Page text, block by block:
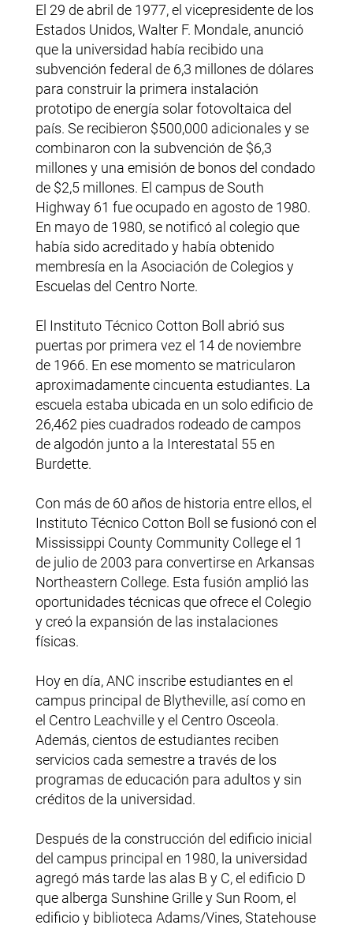
El 29 de abril de 1977, el vicepresidente de los
Estados Unidos, Walter F. Mondale, anunció
que la universidad había recibido una
subvención federal de 6,3 millones de dólares
para construir la primera instalación
prototipo de energía solar fotovoltaica del
país. Se recibieron $500,000 adicionales y se
combinaron con la subvención de $6,3
millones y una emisión de bonos del condado
de $2,5 millones. El campus de South
Highway 61 fue ocupado en agosto de 1980.
En mayo de 1980, se notificó al colegio que
había sido acreditado y había obtenido
membresía en la Asociación de Colegios y
Escuelas del Centro Norte.
El Instituto Técnico Cotton Boll abrió sus
puertas por primera vez el 14 de noviembre
de 1966. En ese momento se matricularon
aproximadamente cincuenta estudiantes. La
escuela estaba ubicada en un solo edificio de
26,462 pies cuadrados rodeado de campos
de algodón junto a la Interestatal 55 en
Burdette.
Con más de 60 años de historia entre ellos, el
Instituto Técnico Cotton Boll se fusionó con el
Mississippi County Community College el 1
de julio de 2003 para convertirse en Arkansas
Northeastern College. Esta fusión amplió las
oportunidades técnicas que ofrece el Colegio
y creó la expansión de las instalaciones
físicas.
Hoy en día, ANC inscribe estudiantes en el
campus principal de Blytheville, así como en
el Centro Leachville y el Centro Osceola.
Además, cientos de estudiantes reciben
servicios cada semestre a través de los
programas de educación para adultos y sin
créditos de la universidad.
Después de la construcción del edificio inicial
del campus principal en 1980, la universidad
agregó más tarde las alas B y C, el edificio D
que alberga Sunshine Grille y Sun Room, el
edificio y biblioteca Adams/Vines, Statehouse